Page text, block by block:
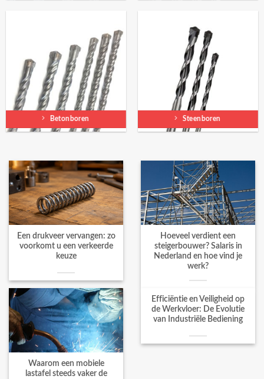
Betonboren Steenboren
Een drukveer vervangen: zo
voorkomt u een verkeerde
keuze
Hoeveel verdient een
steigerbouwer? Salaris in
Nederland en hoe vind je
werk?
Waarom een mobiele
lastafel steeds vaker de
Efficiëntie en Veiligheid op
de Werkvloer: De Evolutie
van Industriële Bediening